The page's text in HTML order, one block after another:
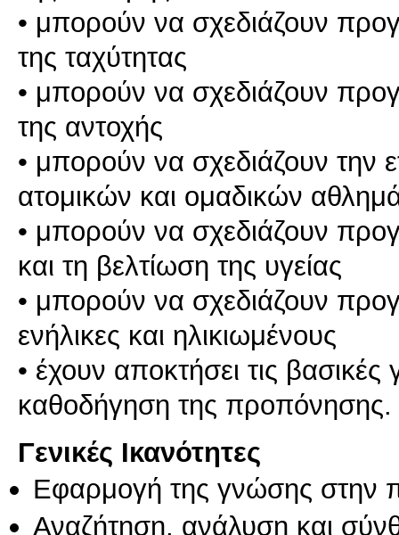
• μπορούν να σχεδιάζουν
της ταχύτητας
• μπορούν να σχεδιάζουν
της αντοχής
• μπορούν να σχεδιάζουν την
ατομικών και ομαδικών
• μπορούν να σχεδιάζουν
και τη βελτίωση της υγείας
• μπορούν να σχεδιάζουν
ενήλικες και ηλικιωμένους
• έχουν αποκτήσει τις
καθοδήγηση της προπόνησης.
Γενικές Ικανότητες
Εφαρμογή της γνώσης στην
Αναζήτηση, ανάλυση και